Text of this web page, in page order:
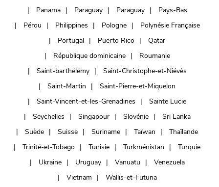
Panama
Paraguay Paraguay
Pays-Bas
Pérou
Philippines Pologne
Polynésie Française
Portugal
Puerto Rico
Qatar
République dominicaine
Roumanie
Saint-barthélémy
Saint-Christophe-et-Niévès
Saint-Martin
Saint-Pierre-et-Miquelon
Saint-Vincent-et-les-Grenadines
Sainte Lucie
Seychelles
Singapour Slovénie
Sri Lanka
Suède
Suisse Suriname Taïwan
Thaïlande
Trinité-et-Tobago
Tunisie Turkménistan
Turquie
Ukraine
Uruguay Vanuatu
Venezuela
Vietnam
Wallis-et-Futuna